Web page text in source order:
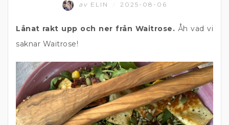
av ELIN 2025-08-06
Lånat rakt upp och ner från Waitrose. Åh vad vi
saknar Waitrose!